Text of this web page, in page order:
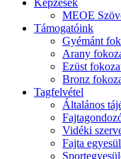
Képzések
MEOE
Támogatóink
Gyémánt
Arany
Ezüst
Bronz
Tagfelvétel
Általános
Vidéki
Fajta